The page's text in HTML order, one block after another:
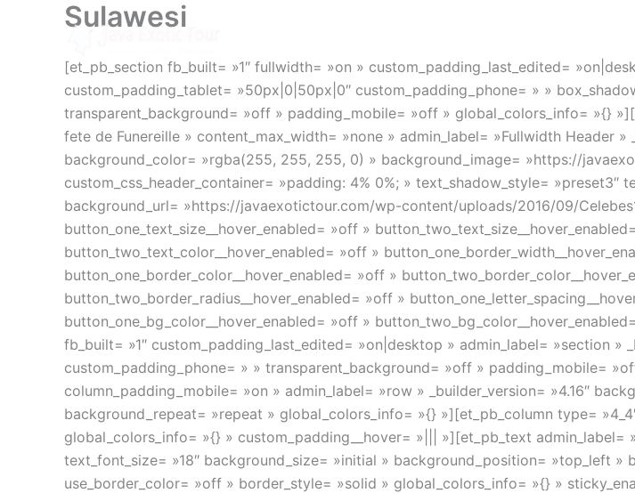
Sulawesi
[et_pb_section fb_built= »1″ fullwidth= »on » custom_padding_last_edited=
custom_padding_tablet= »50px|0|50px|0″ custom_padding_phone= » »
transparent_background= »off » padding_mobile= »off » global_colors_info= »{}
fete de Funereille » content_max_width= »none » admin_label= »Fullwidth Header
background_color= »rgba(255, 255, 255, 0) » background_image= »https://
custom_css_header_container= »padding: 4% 0%; » text_shadow_style= »preset3″
background_url= »https://javaexotictour.com/wp-content/uploads/2016/09/
button_one_text_size__hover_enabled= »off »
button_two_text_color__hover_enabled= »off »
button_one_border_color__hover_enabled= »off »
button_two_border_radius__hover_enabled= »off »
button_one_bg_color__hover_enabled= »off »
fb_built= »1″ custom_padding_last_edited= »on|desktop » admin_label= »section
custom_padding_phone= » » transparent_background= »off » padding_mobile=
column_padding_mobile= »on » admin_label= »row » _builder_version= »4.16″
background_repeat= »repeat » global_colors_info= »{} »][et_pb_column type=
global_colors_info= »{} » custom_padding__hover= »||| »][et_pb_text admin_label=
text_font_size= »18″ background_size= »initial » background_position= »top_left »
use_border_color= »off » border_style= »solid » global_colors_info= »{} »